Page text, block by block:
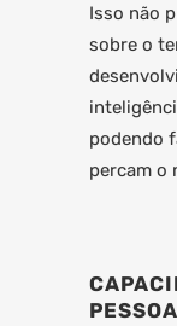
Isso não
sobre o
podendo
percam o